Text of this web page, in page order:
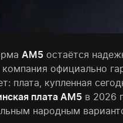
AM5 остаётся
официально
плата, купленная
плата AM5 в 2026
народным